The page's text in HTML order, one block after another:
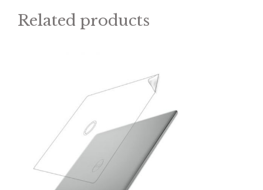
Related products